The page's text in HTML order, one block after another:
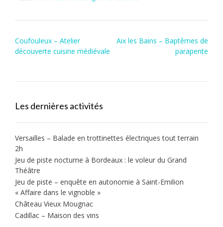
Post
navigation
Coufouleux – Atelier
découverte cuisine médiévale
Aix les Bains – Baptêmes de
parapente
Les dernières activités
Versailles – Balade en trottinettes électriques tout terrain
2h
Jeu de piste nocturne à Bordeaux : le voleur du Grand
Théâtre
Jeu de piste – enquête en autonomie à Saint-Emilion
« Affaire dans le vignoble »
Château Vieux Mougnac
Cadillac – Maison des vins